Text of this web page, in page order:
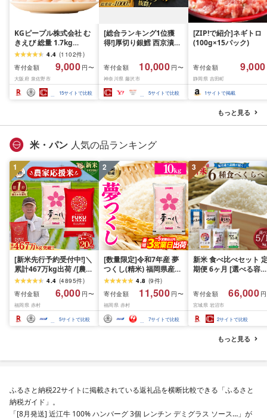
KGピープル株式会社 む
きえび 総量 1.7kg
(850g×2P) 特大 5Lサイ
ズ バナメイエビ バラ凍
結 下処理不要 サイズ不
揃い 訳あり
4.4 (1102件)
寄付金額
9,000 円〜
大阪府 泉佐野市
15サイトで比較
[総合ランキング1位獲
得!]厚切り銀鱈 西京漬け
約 1,000g (約 100g × 10
切) 西京味噌 西京みそ 味
噌漬け みそ 味噌 鮮魚 魚
介 銀だら 銀ダラ ギンダ
ラ ぎんだら 鱈 タラ 魚
漬魚 新鮮 小分け 人気返
酒のあて 家計応援
南 藤沢
寄付金額 10,000 円〜
神奈川県 藤沢市
5サイトで比較
[ZIP!で紹介]ネギトロ
(100g×15パック)
寄付金額 9,000
静岡県 吉田町
1サイトで掲載
もっと見る
米・パン 人気の品ランキング
1
[新米先行予約受付中!]＼
累計467万kg出荷 /[農家
応援米]訳あり 令和7年産
令和8年産ふくきらり 夢
つくし 5kg 10kg 15kg
20kg [選べる品種・内容
量・出荷時期]複数原料
米 白米 精米 国産 限定
4.4 (4895件)
寄付金額
6,000 円〜
福岡県 赤村
5サイトで比較
2
[数量限定]令和7年産 夢
つくし(精米) 福岡県産ブ
ランド米 10kg (品
番:3X11R7)
4.8 (9件)
寄付金額
11,500 円〜
福岡県 赤村
7サイトで比較
3
新米 食べ比べセット
期便 6ヶ月 [選べる容
ん つきあかり つや姫
じのきらめき だて正夢
ひとめぼれ ササニシキ
セット 銘柄米 味比べ
リエーション お楽しみ
食味 毎日の食卓 毎月
わる 色々試せる 志賀
寄付金額 66,000
宮城県 岩沼市
2サイトで比較
もっと見る
ふるさと納税22サイトに掲載されている返礼品を横断比較できる「ふるさと
納税ガイド」。
「[8月発送] 近江牛 100% ハンバーグ 3個 レンチン デミグラス ソース…」が